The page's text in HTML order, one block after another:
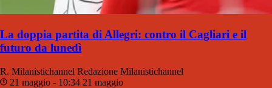
La doppia partita di Allegri: contro il Cagliari e il
futuro da lunedì
R. Milanistichannel Redazione Milanistichannel
21 maggio - 10:34 21 maggio